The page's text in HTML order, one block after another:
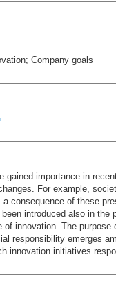
Company goals
gained importance in
For example,
a consequence of these
been introduced also in
of innovation. The
responsibility emerges
innovation initiatives